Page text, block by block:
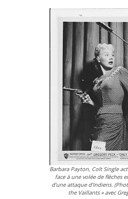
Barbara Payton, Colt Single
face à une volée de flèches
d’une attaque d’Indiens.
the Vaillants »avec